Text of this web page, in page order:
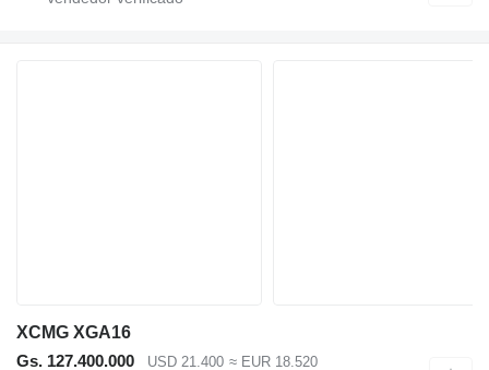
XCMG XGA16
Gs. 127.400.000
USD 21.400 ≈ EUR 18.520